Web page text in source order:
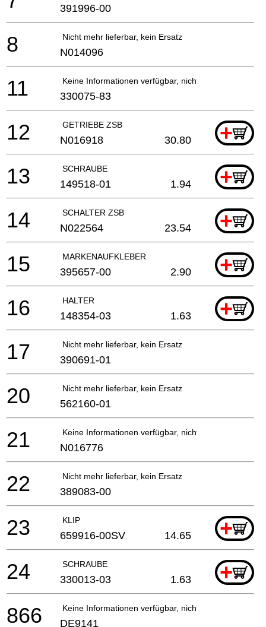
391996-00
Nicht mehr lieferbar, kein Ersatz
8 N014096
Keine Informationen verfügbar, nicht bestellbar
11 330075-83
GETRIEBE ZSB +
12 N016918 30.80
SCHRAUBE +
13 149518-01 1.94
SCHALTER ZSB +
14 N022564 23.54
MARKENAUFKLEBER +
15 395657-00 2.90
HALTER +
16 148354-03 1.63
Nicht mehr lieferbar, kein Ersatz
17 390691-01
Nicht mehr lieferbar, kein Ersatz
20 562160-01
Keine Informationen verfügbar, nicht bestellbar
21 N016776
Nicht mehr lieferbar, kein Ersatz
22 389083-00
KLIP +
23 659916-00SV 14.65
SCHRAUBE +
24 330013-03 1.63
Keine Informationen verfügbar, nicht bestellbar
866 DE9141